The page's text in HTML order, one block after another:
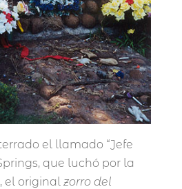
el llamado “Jefe
que luchó por la
el original zorro del